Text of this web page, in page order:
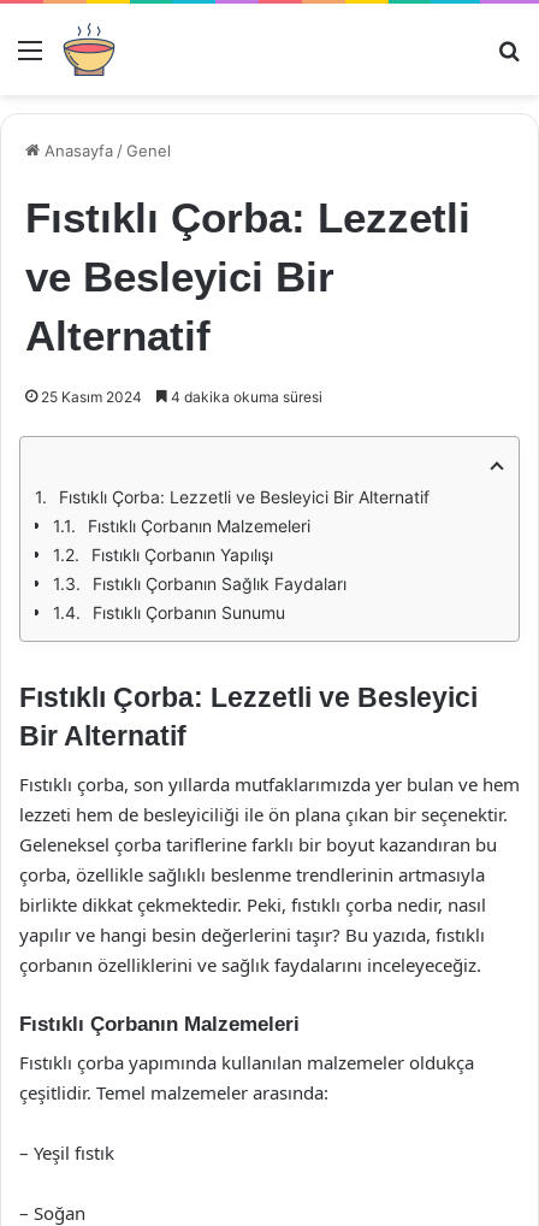
Menü
Anasayfa /Genel
Fıstıklı Çorba: Lezzetli
ve Besleyici Bir
Alternatif
25 Kasım 2024 4 dakika okuma süresi
Fıstıklı Çorba: Lezzetli ve Besleyici Bir Alternatif
Fıstıklı Çorbanın Malzemeleri
Fıstıklı Çorbanın Yapılışı
Fıstıklı Çorbanın Sağlık Faydaları
Fıstıklı Çorbanın Sunumu
Fıstıklı Çorba: Lezzetli ve Besleyici
Bir Alternatif
Fıstıklı çorba, son yıllarda mutfaklarımızda yer bulan ve hem
lezzeti hem de besleyiciliği ile ön plana çıkan bir seçenektir.
Geleneksel çorba tariflerine farklı bir boyut kazandıran bu
çorba, özellikle sağlıklı beslenme trendlerinin artmasıyla
birlikte dikkat çekmektedir. Peki, fıstıklı çorba nedir, nasıl
yapılır ve hangi besin değerlerini taşır? Bu yazıda, fıstıklı
çorbanın özelliklerini ve sağlık faydalarını inceleyeceğiz.
Fıstıklı Çorbanın Malzemeleri
Fıstıklı çorba yapımında kullanılan malzemeler oldukça
çeşitlidir. Temel malzemeler arasında:
– Yeşil fıstık
– Soğan